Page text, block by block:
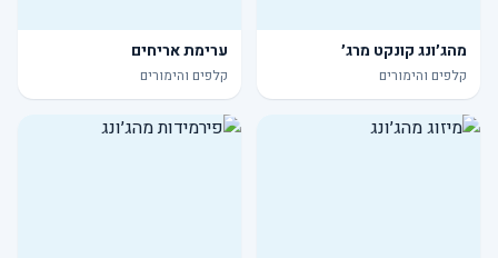
מהג׳ונג קונקט מרג׳
קלפים והימורים
ערימת אריחים
קלפים והימורים